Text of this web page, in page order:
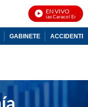
EN VIVO
Noticias Caracol En Vivo
GABINETE ACCIDENTE